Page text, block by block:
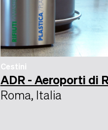
Cestini
ADR - Aeroporti di
Roma, Italia